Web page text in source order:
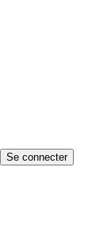
Se connecter